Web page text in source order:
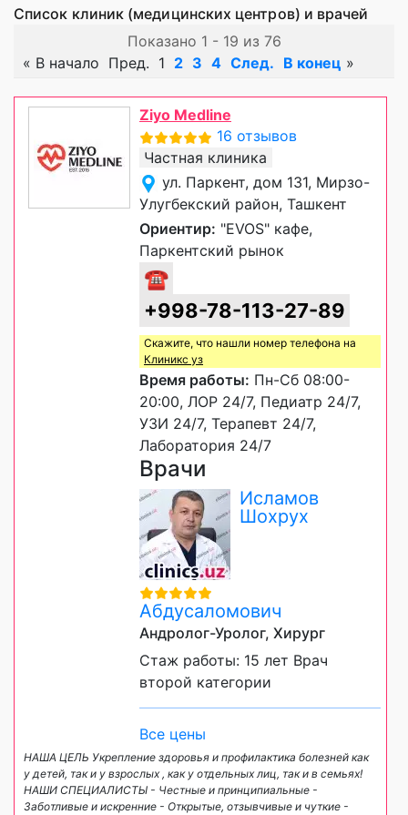
Список клиник (медицинских центров) и врачей
Показано 1 - 19 из 76
« В начало Пред. 1 2 3 4 След. В конец »
Ziyo Medline
16 отзывов
Частная клиника
ул. Паркент, дом 131, Мирзо-
Улугбекский район, Ташкент
Ориентир: "EVOS" кафе,
Паркентский рынок
☎
+998-78-113-27-89
Скажите, что нашли номер телефона на
Клиникс уз
Время работы: Пн-Сб 08:00-
20:00, ЛОР 24/7, Педиатр 24/7,
УЗИ 24/7, Терапевт 24/7,
Лаборатория 24/7
Врачи
Исламов
Шохрух
Абдусаломович
Андролог-Уролог, Хирург
Стаж работы: 15 лет Врач
второй категории
Все цены
НАША ЦЕЛЬ Укрепление здоровья и профилактика болезней как
у детей, так и у взрослых , как у отдельных лиц, так и в семьях!
НАШИ СПЕЦИАЛИСТЫ - Честные и принципиальные -
Заботливые и искренние - Открытые, отзывчивые и чуткие -